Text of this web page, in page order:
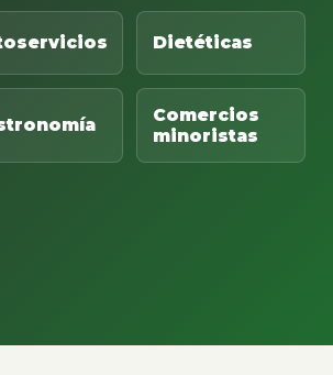
Dietéticas
Comercios
minoristas